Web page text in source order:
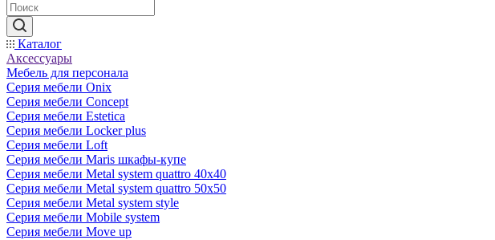
Каталог
Аксессуары
Мебель для персонала
Серия мебели Onix
Серия мебели Concept
Серия мебели Estetica
Серия мебели Locker plus
Серия мебели Loft
Серия мебели Maris шкафы-купе
Серия мебели Metal system quattro 40x40
Серия мебели Metal system quattro 50x50
Серия мебели Metal system style
Серия мебели Mobile system
Серия мебели Move up